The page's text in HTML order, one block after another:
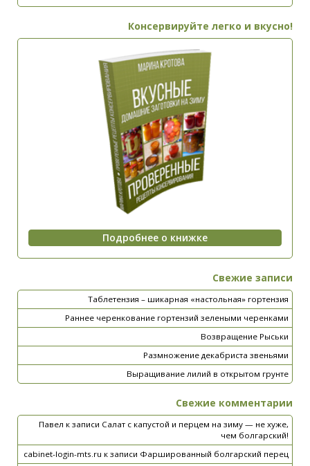
Консервируйте легко и вкусно!
Свежие записи
Таблетензия – шикарная «настольная» гортензия
Раннее черенкование гортензий зелеными черенками
Возвращение Рыськи
Размножение декабриста звеньями
Выращивание лилий в открытом грунте
Свежие комментарии
Павел к записи Салат с капустой и перцем на зиму — не хуже,
чем болгарский!
cabinet-login-mts.ru к записи Фаршированный болгарский перец